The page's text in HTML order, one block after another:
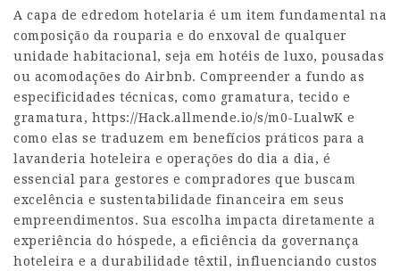
A capa de edredom hotelaria é um item fundamental na
composição da rouparia e do enxoval de qualquer
unidade habitacional, seja em hotéis de luxo, pousadas
ou acomodações do Airbnb. Compreender a fundo as
especificidades técnicas, como gramatura, tecido e
gramatura, https://Hack.allmende.io/s/m0-LualwK e
como elas se traduzem em benefícios práticos para a
lavanderia hoteleira e operações do dia a dia, é
essencial para gestores e compradores que buscam
excelência e sustentabilidade financeira em seus
empreendimentos. Sua escolha impacta diretamente a
experiência do hóspede, a eficiência da governança
hoteleira e a durabilidade têxtil, influenciando custos